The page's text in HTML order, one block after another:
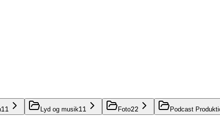
11 Lyd og musik11 Foto22 Podcast